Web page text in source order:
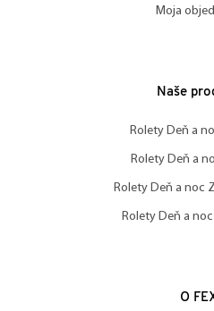
Moja
Naše
Rolety Deň a
Rolety Deň a
Rolety Deň a noc
Rolety Deň a noc
O